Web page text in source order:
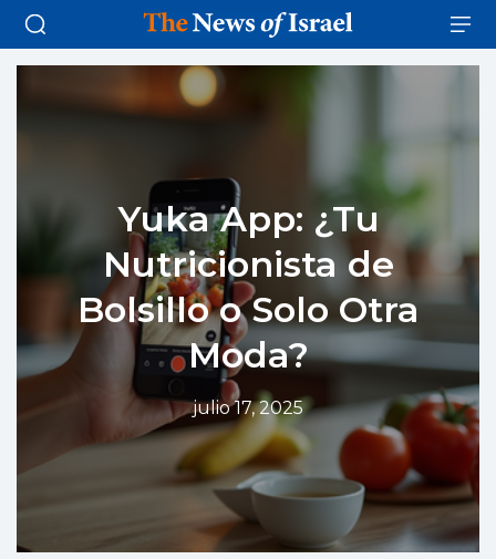
Yuka App: ¿Tu
Nutricionista de
Bolsillo o Solo Otra
Moda?
julio 17, 2025